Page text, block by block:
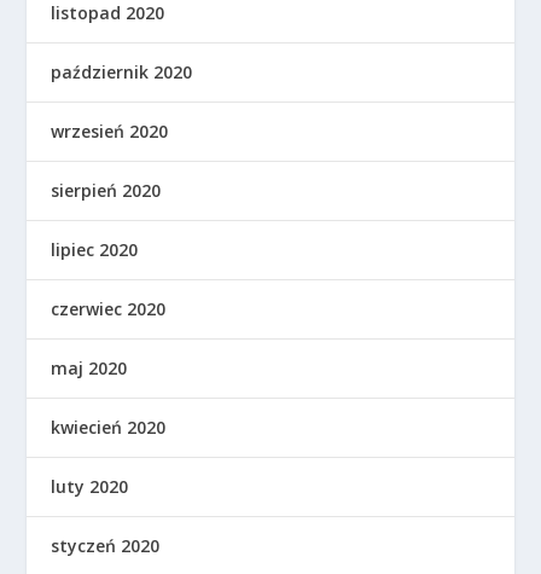
listopad 2020
październik 2020
wrzesień 2020
sierpień 2020
lipiec 2020
czerwiec 2020
maj 2020
kwiecień 2020
luty 2020
styczeń 2020